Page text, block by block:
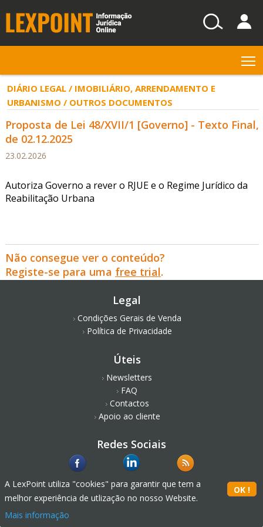
DIÁRIO LEGAL / IMOBILIÁRIO, ARRENDAMENTO E
URBANISMO / OUTROS DOCUMENTOS
Proposta de Lei 48/XVII/1 [Governo] - Texto Final,
de 02.12.2025
23.02.2026
Autoriza Governo a rever o RJUE e o Regime Jurídico da
Reabilitação Urbana
Não consegue ver o conteúdo?
Registe-se para uma free trial.
Legal
Condições Gerais de Venda
Política de Privacidade
Úteis
Newsletters
FAQ
Contactos
Apoio ao cliente
Redes Sociais
A LexPoint utiliza "cookies" para garantir que tem a
melhor experiência de utlização no nosso Website.
Mais informação